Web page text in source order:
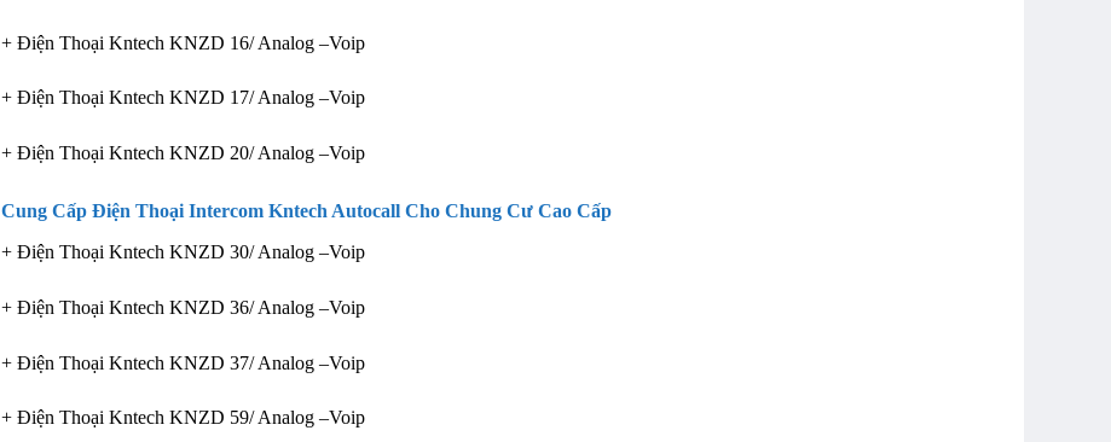
+ Điện Thoại Kntech KNZD 16/ Analog –Voip
+ Điện Thoại Kntech KNZD 17/ Analog –Voip
+ Điện Thoại Kntech KNZD 20/ Analog –Voip
Cung Cấp Điện Thoại Intercom Kntech Autocall Cho Chung Cư Cao Cấp
+ Điện Thoại Kntech KNZD 30/ Analog –Voip
+ Điện Thoại Kntech KNZD 36/ Analog –Voip
+ Điện Thoại Kntech KNZD 37/ Analog –Voip
+ Điện Thoại Kntech KNZD 59/ Analog –Voip